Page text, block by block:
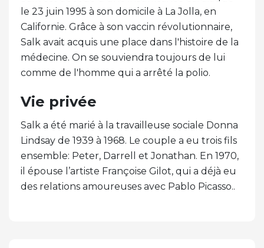
le 23 juin 1995 à son domicile à La Jolla, en
Californie. Grâce à son vaccin révolutionnaire,
Salk avait acquis une place dans l'histoire de la
médecine. On se souviendra toujours de lui
comme de l'homme qui a arrêté la polio.
Vie privée
Salk a été marié à la travailleuse sociale Donna
Lindsay de 1939 à 1968. Le couple a eu trois fils
ensemble: Peter, Darrell et Jonathan. En 1970,
il épouse l’artiste Françoise Gilot, qui a déjà eu
des relations amoureuses avec Pablo Picasso..